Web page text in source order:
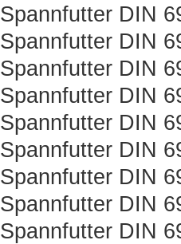
Spannfutter DIN
Spannfutter DIN
Spannfutter DIN
Spannfutter DIN
Spannfutter DIN
Spannfutter DIN
Spannfutter DIN
Spannfutter DIN
Spannfutter DIN